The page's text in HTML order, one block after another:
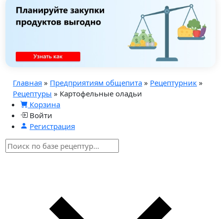
Главная » Предприятиям общепита » Рецептурник »
Рецептуры » Картофельные оладьи
Корзина
Войти
Регистрация